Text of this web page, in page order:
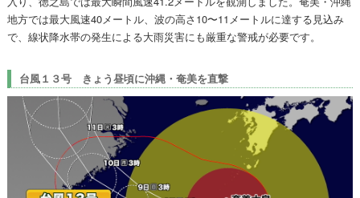
地方では最大風速40メートル、波の高さ10〜11メートルに達する見込み
で、線状降水帯の発生による大雨災害にも厳重な警戒が必要です。
台風１３号 きょう昼頃に沖縄・奄美を直撃